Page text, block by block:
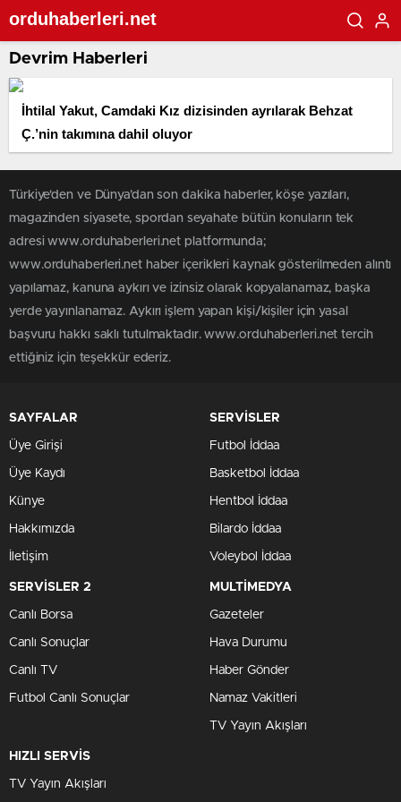
orduhaberleri.net
Devrim Haberleri
İhtilal Yakut, Camdaki Kız dizisinden ayrılarak Behzat
Ç.’nin takımına dahil oluyor
Türkiye'den ve Dünya’dan son dakika haberler, köşe yazıları,
magazinden siyasete, spordan seyahate bütün konuların tek
adresi www.orduhaberleri.net platformunda;
www.orduhaberleri.net haber içerikleri kaynak gösterilmeden alıntı
yapılamaz, kanuna aykırı ve izinsiz olarak kopyalanamaz, başka
yerde yayınlanamaz. Aykırı işlem yapan kişi/kişiler için yasal
başvuru hakkı saklı tutulmaktadır. www.orduhaberleri.net tercih
ettiğiniz için teşekkür ederiz.
SAYFALAR
Üye Girişi
Üye Kaydı
Künye
Hakkımızda
İletişim
SERVİSLER
Futbol İddaa
Basketbol İddaa
Hentbol İddaa
Bilardo İddaa
Voleybol İddaa
SERVİSLER 2
Canlı Borsa
Canlı Sonuçlar
Canlı TV
Futbol Canlı Sonuçlar
MULTİMEDYA
Gazeteler
Hava Durumu
Haber Gönder
Namaz Vakitleri
TV Yayın Akışları
HIZLI SERVİS
TV Yayın Akışları